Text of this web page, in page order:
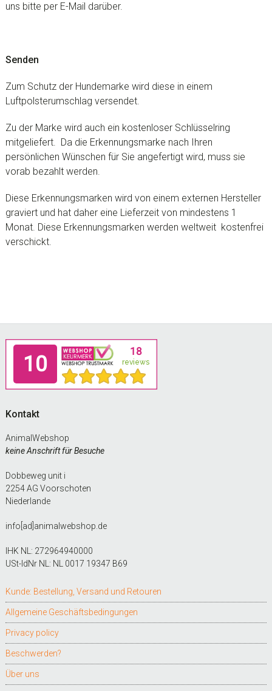
uns bitte per E-Mail darüber.
Senden
Zum Schutz der Hundemarke wird diese in einem
Luftpolsterumschlag versendet.
Zu der Marke wird auch ein kostenloser Schlüsselring
mitgeliefert. Da die Erkennungsmarke nach Ihren
persönlichen Wünschen für Sie angefertigt wird, muss sie
vorab bezahlt werden.
Diese Erkennungsmarken wird von einem externen Hersteller
graviert und hat daher eine Lieferzeit von mindestens 1
Monat. Diese Erkennungsmarken werden weltweit kostenfrei
verschickt.
Footer
Kontakt
AnimalWebshop
keine Anschrift für Besuche
Dobbeweg unit i
2254 AG Voorschoten
Niederlande
info[ad]animalwebshop.de
IHK NL: 272964940000
USt-IdNr NL: NL 0017 19347 B69
Kunde: Bestellung, Versand und Retouren
Allgemeine Geschäftsbedingungen
Privacy policy
Beschwerden?
Über uns